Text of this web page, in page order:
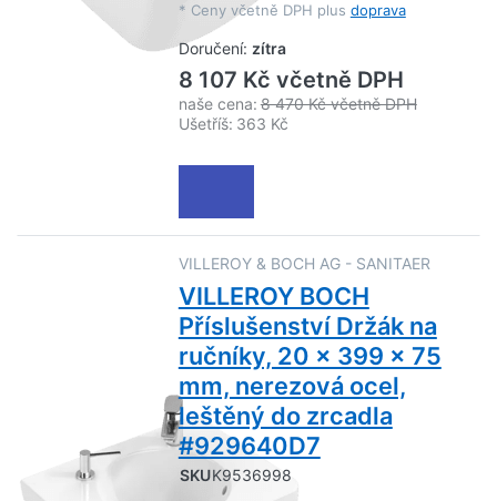
* Ceny včetně DPH plus doprava
Doručení: zítra
8 107 Kč včetně DPH
naše cena: 8 470 Kč včetně DPH
Ušetříš: 363 Kč
VILLEROY & BOCH AG - SANITAER
VILLEROY BOCH
Příslušenství Držák na
ručníky, 20 x 399 x 75
mm, nerezová ocel,
leštěný do zrcadla
#929640D7
SKUK9536998